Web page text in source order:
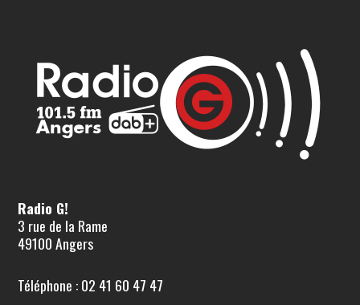
Radio G!
3 rue de la Rame
49100 Angers
Téléphone : 02 41 60 47 47